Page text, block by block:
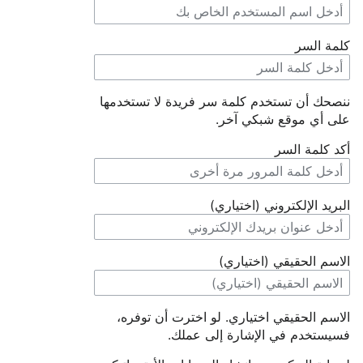
كلمة السر
ننصحك أن تستخدم كلمة سر فريدة لا تستخدمها
على أي موقع شبكي آخر.
أكد كلمة السر
البريد الإلكتروني (اختياري)
الاسم الحقيقي (اختياري)
الاسم الحقيقي اختياري. لو اخترت أن توفره،
فسيستخدم في الإشارة إلى عملك.